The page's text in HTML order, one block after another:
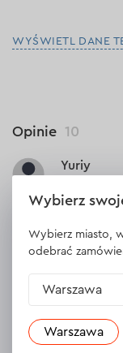
WYŚWIETL DANE
Opinie 10
Yuriy
Powód zakupu:
Promocja
Odpowiedź
Wybierz
Wybierz miasto,
odebrać
Warszawa
Warszawa